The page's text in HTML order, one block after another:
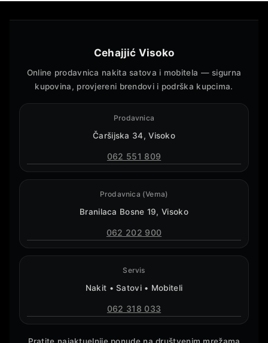
Cehajjić Visoko
Online prodavnica nakita satova i mobitela — sigurna
kupovina, provjereni brendovi i podrška kupcima.
Prodavnica
Čaršijska 34, Visoko
062 551 809
Prodavnica (Vema)
Branilaca Bosne 19, Visoko
062 202 900
Servis
Nakit • Satovi • Mobiteli
062 318 033